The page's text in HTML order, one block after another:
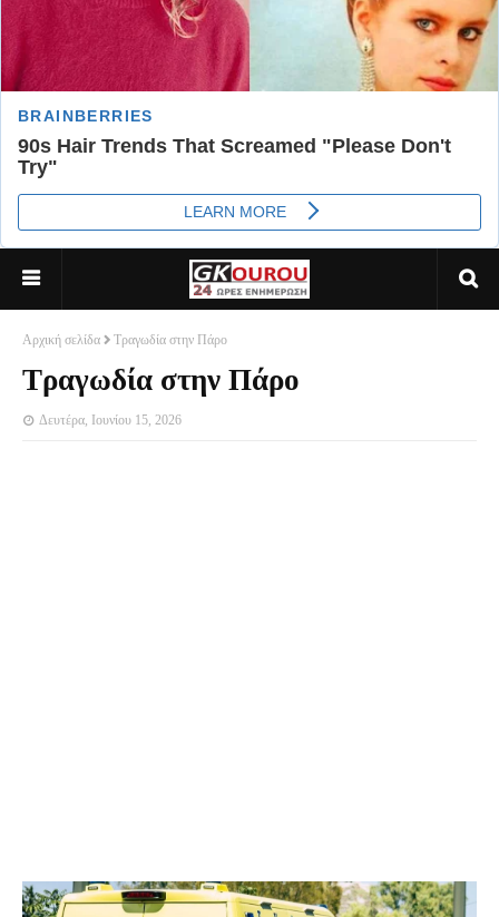
Αρχική σελίδα Τραγωδία στην Πάρο
Τραγωδία στην Πάρο
Δευτέρα, Ιουνίου 15, 2026